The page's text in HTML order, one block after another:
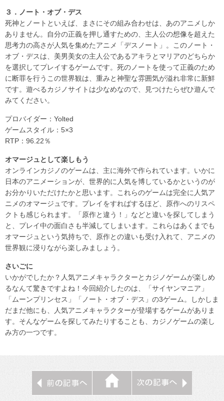
３．ノート・オブ・デス
死神とノートといえば、まさにその組み合わせは、あのアニメしか
ありません。自分の正義を押し通すための、主人公の想像を超えた
思考力の高さが人気を集めたアニメ「デスノート」。このノート・
オブ・デスは、美男美女の主人公であるアキラとマリアのどちらか
を選択してプレイするゲームです。死のノートを使って正義のため
に断罪を行うこの世界観は、重みと神聖な雰囲気が溢れ非常に新鮮
です。遊べるカジノサイトは少なめなので、見つけたらぜひ遊んで
みてください。
プロバイダー： Yolted
ゲームスタイル：5×3
RTP：96.22％
オマージュとして楽しもう
オンラインカジノのゲームは、主に海外で作られています。いかに
日本のアニメーションが、世界的に人気を博しているかというのが
お分かりいただけたかと思います。これらのゲームは完全に人気ア
ニメのオマージュです。プレイをすればするほど、原作へのリスペ
クトも感じられます。「原作と違う！」などと違いを探してしまう
と、プレイ中の面白さも半減してしまいます。これらはあくまでも
オマージュという気持ちで、原作との違いも受け入れて、アニメの
世界観に浸りながら楽しみましょう。
さいごに
いかがでしたか？人気アニメキャラクターとカジノゲームが楽しめ
るなんて驚きですよね！今回紹介したのは、「サイヤンマニア」
「ムーンプリンセス」「ノート・オブ・デス」の3ゲーム。しかしま
だまだ他にも、人気アニメキャラクターが登場するゲームがありま
す。そんなゲームを探してみたりすることも、カジノゲームの楽し
み方の一つです。